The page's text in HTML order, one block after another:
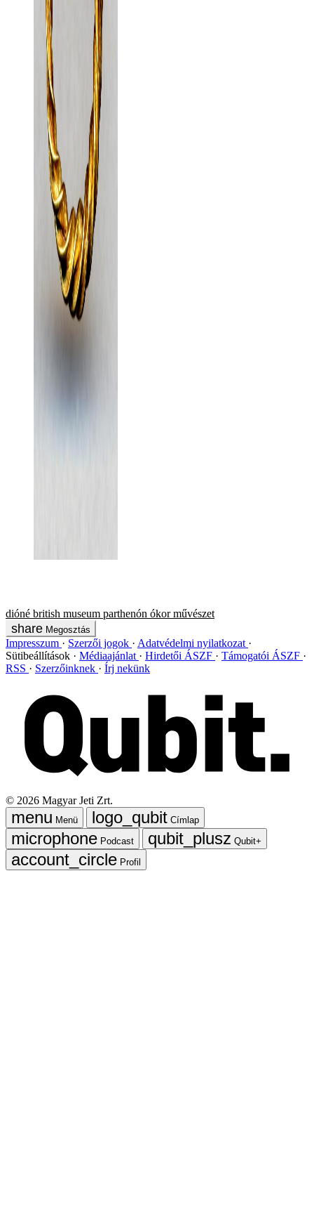
dióné british museum parthenón ókor művészet
Megosztás
Impresszum Szerzői jogok
Adatvédelmi nyilatkozat
Sütibeállítások
Médiaajánlat Hirdetői ÁSZF
Támogatói ÁSZF
RSS
Szerzőinknek Írj nekünk
© 2026 Magyar Jeti Zrt.
Menü
Címlap
Podcast
Qubit+
Profil